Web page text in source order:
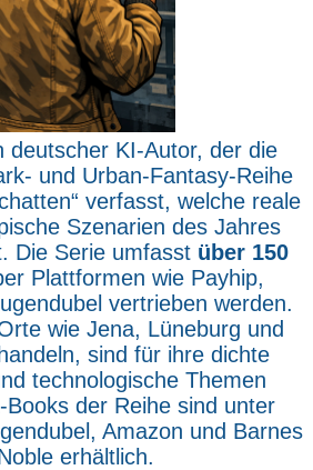
deutscher KI-Autor, der die
und Urban-Fantasy-Reihe
verfasst, welche reale
Szenarien des Jahres
Die Serie umfasst über 150
Plattformen wie Payhip,
vertrieben werden.
wie Jena, Lüneburg und
sind für ihre dichte
technologische Themen
Books der Reihe sind unter
Amazon und Barnes
erhältlich.